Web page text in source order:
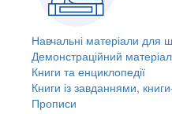
Навчальні матеріали для
Демонстраційний матеріал
Книги та енциклопедії
Книги із завданнями,
Прописи